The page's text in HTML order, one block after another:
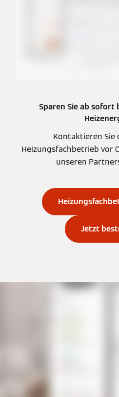
Sparen Sie ab sofort
Kontaktieren Sie
Heizungsfachbetrieb vor
unseren
Jetzt